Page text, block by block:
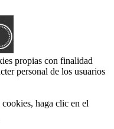
propias con finalidad
personal de los usuarios
haga clic en el